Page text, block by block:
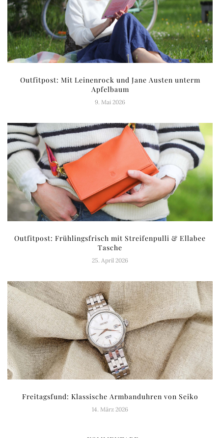
Outfitpost: Mit Leinenrock und Jane Austen unterm
Apfelbaum
9. Mai 2026
Outfitpost: Frühlingsfrisch mit Streifenpulli & Ellabee
Tasche
25. April 2026
Freitagsfund: Klassische Armbanduhren von Seiko
14. März 2026